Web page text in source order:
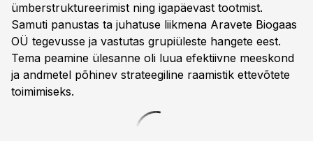
ümberstruktureerimist ning igapäevast tootmist.
Samuti panustas ta juhatuse liikmena Aravete Biogaas
OÜ tegevusse ja vastutas grupiüleste hangete eest.
Tema peamine ülesanne oli luua efektiivne meeskond
ja andmetel põhinev strateegiline raamistik ettevõtete
toimimiseks.